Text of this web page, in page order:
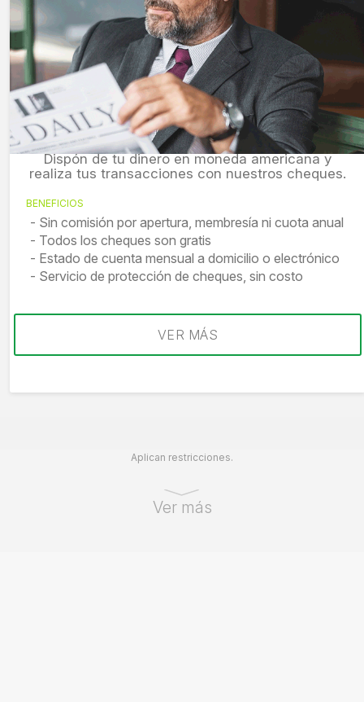
Líder Empresarial Dólares
Dispón de tu dinero en moneda americana y
realiza tus transacciones con nuestros cheques.
BENEFICIOS
Sin comisión por apertura, membresía ni cuota anual
Todos los cheques son gratis
Estado de cuenta mensual a domicilio o electrónico
Servicio de protección de cheques, sin costo
VER MÁS
Aplican restricciones.
Ver más